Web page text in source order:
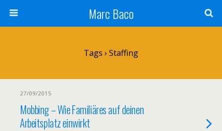
Marc Baco
Tags › Staffing
27/09/2015
Mobbing – Wie Familiäres auf deinen
Arbeitsplatz einwirkt